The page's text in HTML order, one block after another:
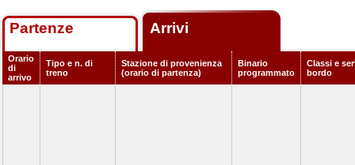
Partenze Arrivi
Orario
di
arrivo
Tipo e n. di
treno
Stazione di provenienza
(orario di partenza)
Binario
programmato
Classi e
bordo